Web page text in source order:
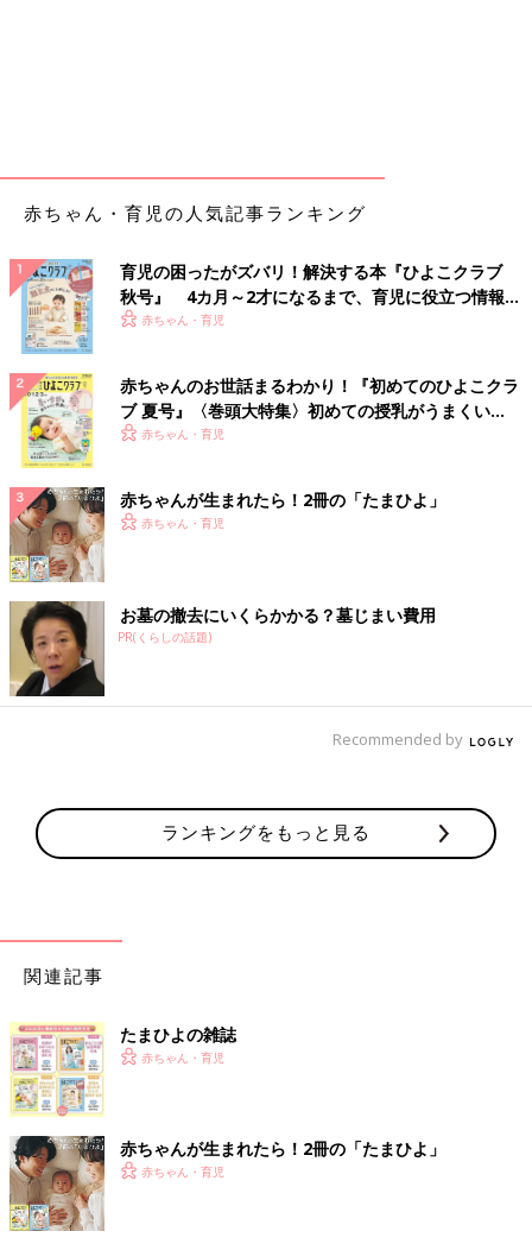
ーモラスに描いたテレビCMで夫役を演じた松坂桃李さん。家族
です。
■電力のCMのように家族のため、子どものために一生懸命努力し
てくれるから
■元々優しい雰囲気が大好きで、最近結婚してパパになるイメー
ジが湧きやすいから
■CMなどを見てお父さんの姿が似合っていたから
＜4位＞社会現象にもなったドラマで描かれた家族
のカタチに多くの共感【星野源さん】
先日、大ヒットドラマ『逃げるは恥だが役に立つ』（TBS系列）
で共演した新垣結衣さんと結婚発表した星野源さん。2021年新
春スペシャルでは、契約結婚したふたりが、家事の役割分担に悩
み、コロナ禍における出産、育児に翻弄されながら築いていく新
しい家族のカタチを描き、多くのママ・パパの共感を得ました。
■産科医の役もやっていたし、パパになる役もやっていて、赤ち
■病気を乗り越えてこられて、かなりの努力とセンスのある方な
ので、子どもに対しても一生懸命に向き合って子育てしそうな感
じがします
＜5位＞話題の映画のMVで涙をボロボロこぼす出産
シーンが感動を呼んだ【菅田将暉さん】
映画『STAND BY ME ドラえもん 2』の主題歌『虹』を歌った菅
田さん。ミュージックビデオでは若いふたりに子どもが生まれ、
ママ・パパになっていく様子が描かれています。パパを演じた菅
田さんが出産シーンで涙をボロボロとこぼすシーンが感動を呼び
ました。家族が仲の良いことも菅田さんがたびたび話していま
す。
■「虹」のMVでお父さん役をしており、将来良いパパになりそう
赤ちゃん・育児の人気記事ランキング
育児の困ったがズバリ！解決する本『ひよこクラブ
秋号』 4カ月～2才になるまで、育児に役立つ情報が
いっぱい！
赤ちゃん・育児
赤ちゃんのお世話まるわかり！『初めてのひよこクラ
ブ 夏号』〈巻頭大特集〉初めての授乳がうまくい
く！ おっぱい・ミルクの基本と夏のトラブル 解決テ
赤ちゃん・育児
赤ちゃんが生まれたら！2冊の「たまひよ」
赤ちゃん・育児
お墓の撤去にいくらかかる？墓じまい費用
PR(くらしの話題)
Recommended by
ランキングをもっと見る
関連記事
たまひよの雑誌
赤ちゃん・育児
赤ちゃんが生まれたら！2冊の「たまひよ」
赤ちゃん・育児